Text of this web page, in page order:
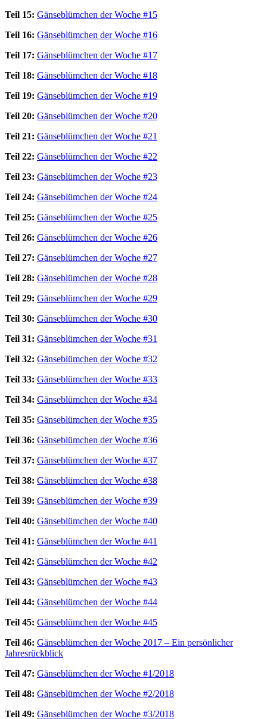
Teil 15: Gänseblümchen der Woche #15
Teil 16: Gänseblümchen der Woche #16
Teil 17: Gänseblümchen der Woche #17
Teil 18: Gänseblümchen der Woche #18
Teil 19: Gänseblümchen der Woche #19
Teil 20: Gänseblümchen der Woche #20
Teil 21: Gänseblümchen der Woche #21
Teil 22: Gänseblümchen der Woche #22
Teil 23: Gänseblümchen der Woche #23
Teil 24: Gänseblümchen der Woche #24
Teil 25: Gänseblümchen der Woche #25
Teil 26: Gänseblümchen der Woche #26
Teil 27: Gänseblümchen der Woche #27
Teil 28: Gänseblümchen der Woche #28
Teil 29: Gänseblümchen der Woche #29
Teil 30: Gänseblümchen der Woche #30
Teil 31: Gänseblümchen der Woche #31
Teil 32: Gänseblümchen der Woche #32
Teil 33: Gänseblümchen der Woche #33
Teil 34: Gänseblümchen der Woche #34
Teil 35: Gänseblümchen der Woche #35
Teil 36: Gänseblümchen der Woche #36
Teil 37: Gänseblümchen der Woche #37
Teil 38: Gänseblümchen der Woche #38
Teil 39: Gänseblümchen der Woche #39
Teil 40: Gänseblümchen der Woche #40
Teil 41: Gänseblümchen der Woche #41
Teil 42: Gänseblümchen der Woche #42
Teil 43: Gänseblümchen der Woche #43
Teil 44: Gänseblümchen der Woche #44
Teil 45: Gänseblümchen der Woche #45
Teil 46: Gänseblümchen der Woche 2017 – Ein persönlicher
Jahresrückblick
Teil 47: Gänseblümchen der Woche #1/2018
Teil 48: Gänseblümchen der Woche #2/2018
Teil 49: Gänseblümchen der Woche #3/2018